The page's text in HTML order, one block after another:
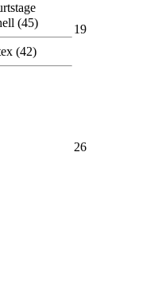
(45)
(42)
19
26